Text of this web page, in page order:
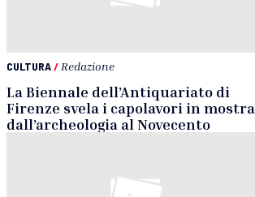
CULTURA/ Redazione
La Biennale dell’Antiquariato di
Firenze svela i capolavori in mostra
dall’archeologia al Novecento